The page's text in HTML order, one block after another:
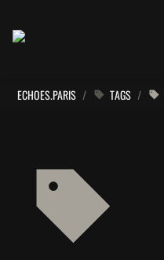
ECHOES.PARIS / TAGS /